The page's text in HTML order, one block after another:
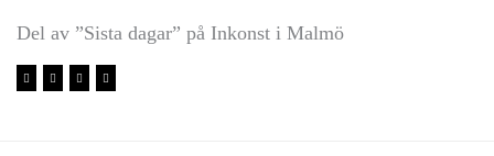
Del av ”Sista dagar” på Inkonst i Malmö